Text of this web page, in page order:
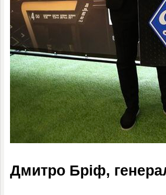
Дмитро Бріф,